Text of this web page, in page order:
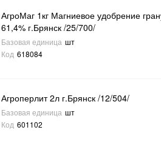
АгроМаг 1кг Магниевое удобрение
61,4% г.Брянск /25/700/
Базовая единица шт
Код 618084
Агроперлит 2л г.Брянск /12/504/
Базовая единица шт
Код 601102